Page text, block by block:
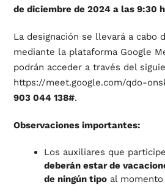
de diciembre de 2024 a las 9:30
La designación se llevará a cabo
mediante la plataforma Google
podrán acceder a través del
https://meet.google.com/qdo-
903 044 138#.
Observaciones importantes:
Los auxiliares que
deberán estar de
de ningún tipoal momento